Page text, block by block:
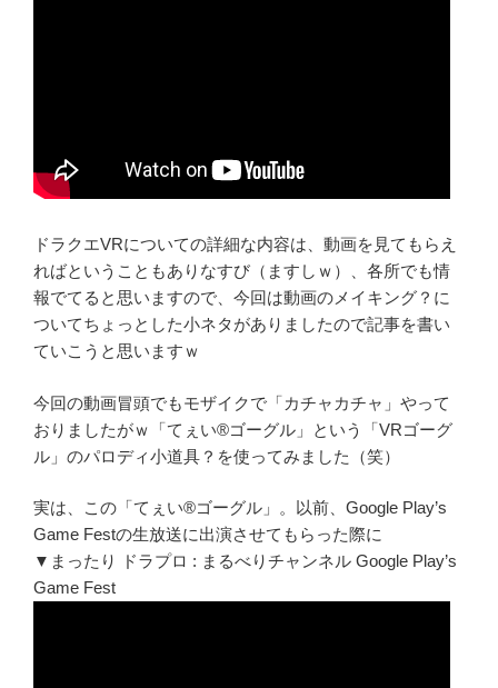
ドラクエVRについての詳細な内容は、動画を見てもらえ
ればということもありなすび（ますしｗ）、各所でも情
報でてると思いますので、今回は動画のメイキング？に
ついてちょっとした小ネタがありましたので記事を書い
ていこうと思いますｗ
今回の動画冒頭でもモザイクで「カチャカチャ」やって
おりましたがｗ「てぇい®ゴーグル」という「VRゴーグ
ル」のパロディ小道具？を使ってみました（笑）
実は、この「てぇい®ゴーグル」。以前、Google Play’s
Game Festの生放送に出演させてもらった際に
▼まったり ドラプロ : まるべりチャンネル Google Play’s
Game Fest